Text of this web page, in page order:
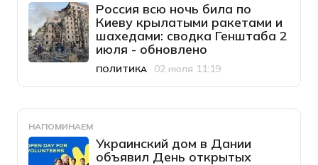
Россия всю ночь била по
Киеву крылатыми ракетами и
шахедами: сводка Генштаба 2
июля - обновлено
Категория
ПОЛИТИКА
Дата публикации
02 июля 11:19
НАПОМИНАЕМ
Украинский дом в Дании
объявил День открытых